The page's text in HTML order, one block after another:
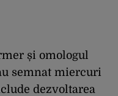
și omologul
semnat miercuri
dezvoltarea